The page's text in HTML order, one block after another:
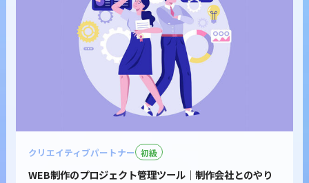
クリエイティブパートナー 初級
WEB制作のプロジェクト管理ツール｜制作会社とのやり